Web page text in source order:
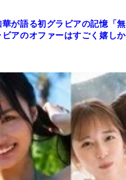
が語る初グラビアの記憶「無
アのオファーはすごく嬉しか